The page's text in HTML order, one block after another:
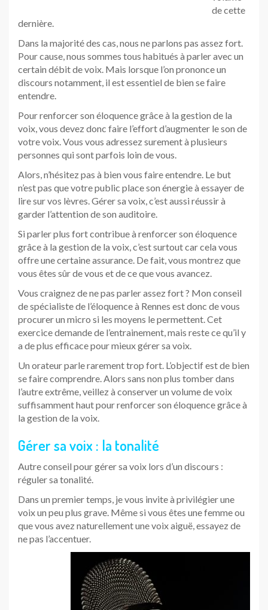
de cette
dernière.
Dans la majorité des cas, nous ne parlons pas assez fort.
Pour cause, nous sommes tous habitués à parler avec un
certain débit de voix. Mais lorsque l’on prononce un
discours notamment, il est essentiel de bien se faire
entendre.
Pour renforcer son éloquence grâce à la gestion de la
voix, vous devez donc faire l’effort d’augmenter le son de
votre voix. Vous vous adressez surement à plusieurs
personnes qui sont parfois loin de vous.
Alors, n’hésitez pas à bien vous faire entendre. Le but
n’est pas que votre public place son énergie à essayer de
lire sur vos lèvres. Gérer sa voix, c’est aussi réussir à
garder l’attention de son auditoire.
Si parler plus fort contribue à renforcer son éloquence
grâce à la gestion de la voix, c’est surtout car cela vous
offre une certaine assurance. De fait, vous montrez que
vous êtes sûr de vous et de ce que vous avancez.
Vous craignez de ne pas parler assez fort ? Mon conseil
de spécialiste de l’éloquence à Rennes est donc de vous
procurer un micro si les moyens le permettent. Cet
exercice demande de l’entrainement, mais reste ce qu’il y
a de plus efficace pour mieux gérer sa voix.
Un orateur parle rarement trop fort. L’objectif est de bien
se faire comprendre. Alors sans non plus tomber dans
l’autre extrême, veillez à conserver un volume de voix
suffisamment haut pour renforcer son éloquence grâce à
la gestion de la voix.
Gérer sa voix : la tonalité
Autre conseil pour gérer sa voix lors d’un discours :
réguler sa tonalité.
Dans un premier temps, je vous invite à privilégier une
voix un peu plus grave. Même si vous êtes une femme ou
que vous avez naturellement une voix aiguë, essayez de
ne pas l’accentuer.